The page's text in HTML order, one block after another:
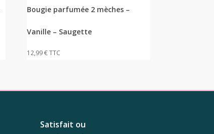
Bougie parfumée 2 mèches –
Vanille – Saugette
12,99€TTC
Satisfait ou